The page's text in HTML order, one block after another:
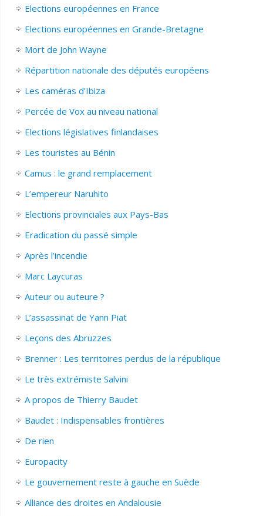
Elections européennes en France
Elections européennes en Grande-Bretagne
Mort de John Wayne
Répartition nationale des députés européens
Les caméras d’Ibiza
Percée de Vox au niveau national
Elections législatives finlandaises
Les touristes au Bénin
Camus : le grand remplacement
L’empereur Naruhito
Elections provinciales aux Pays-Bas
Eradication du passé simple
Après l’incendie
Marc Laycuras
Auteur ou auteure ?
L’assassinat de Yann Piat
Leçons des Abruzzes
Brenner : Les territoires perdus de la république
Le très extrémiste Salvini
A propos de Thierry Baudet
Baudet : Indispensables frontières
De rien
Europacity
Le gouvernement reste à gauche en Suède
Alliance des droites en Andalousie